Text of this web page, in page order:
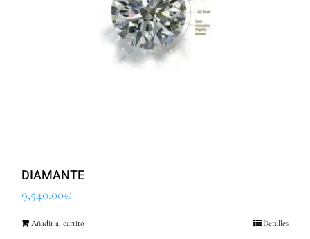
DIAMANTE
9,540.00€
Añadir al carrito Detalles